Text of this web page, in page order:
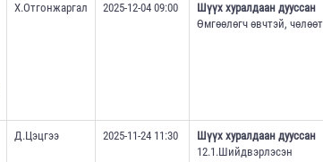
Х.Отгонжаргал 2025-12-04 09:00
Шүүх хуралдаан дууссан
Өмгөөлөгч өвчтэй,
Д.Цэцгээ 2025-11-24 11:30
Шүүх хуралдаан дууссан
12.1.Шийдвэрлэсэн